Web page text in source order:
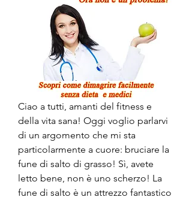
Ciao a tutti, amanti del fitness e
della vita sana! Oggi voglio parlarvi
di un argomento che mi sta
particolarmente a cuore: bruciare la
fune di salto di grasso! Sì, avete
letto bene, non è uno scherzo! La
fune di salto è un attrezzo fantastico